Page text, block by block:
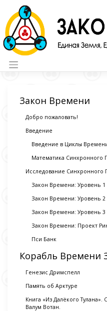
content
Закон Времени
Добро пожаловать!
Введение
Введение в Циклы
Математика Синхронного
Исследование Синхронного
Закон Времени: Уровень 1
Закон Времени: Уровень 2
Закон Времени: Уровень 3
Закон Времени: Проект
Пси Банк
Корабль Времени
Генезис Дримспелл
Память об Арктуре
Книга «Из Далёкого Тулана».
Валум Вотан.